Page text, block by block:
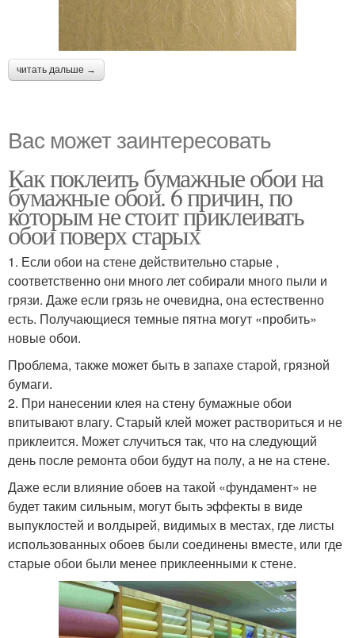
читать дальше →
Вас может заинтересовать
Как поклеить бумажные обои на
бумажные обои. 6 причин, по
которым не стоит приклеивать
обои поверх старых
1. Если обои на стене действительно старые ,
соответственно они много лет собирали много пыли и
грязи. Даже если грязь не очевидна, она естественно
есть. Получающиеся темные пятна могут «пробить»
новые обои.
Проблема, также может быть в запахе старой, грязной
бумаги.
2. При нанесении клея на стену бумажные обои
впитывают влагу. Старый клей может раствориться и не
приклеится. Может случиться так, что на следующий
день после ремонта обои будут на полу, а не на стене.
Даже если влияние обоев на такой «фундамент» не
будет таким сильным, могут быть эффекты в виде
выпуклостей и волдырей, видимых в местах, где листы
использованных обоев были соединены вместе, или где
старые обои были менее приклеенными к стене.